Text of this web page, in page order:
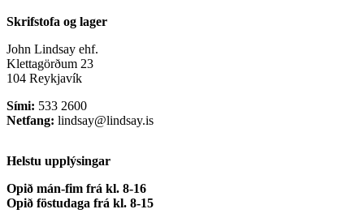
Skrifstofa og lager
John Lindsay ehf.
Klettagörðum 23
104 Reykjavík
Sími: 533 2600
Netfang: lindsay@lindsay.is
Helstu upplýsingar
Opið mán-fim frá kl. 8-16
Opið föstudaga frá kl. 8-15